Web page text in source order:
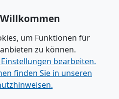
um Funktionen für
zu können.
bearbeiten.
finden Sie in unseren